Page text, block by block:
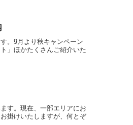
。9月より秋キャンペーン
」ほかたくさんご紹介いた
す。現在、一部エリアにお
掛けいたしますが、何とぞ